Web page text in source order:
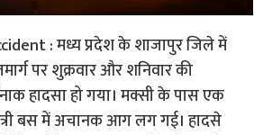
: मध्य प्रदेश के शाजापुर जिले में
पर शुक्रवार और शनिवार की
हादसा हो गया। मक्सी के पास एक
बस में अचानक आग लग गई। हादसे